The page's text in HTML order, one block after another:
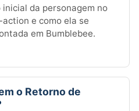
da personagem no
e como ela se
em Bumblebee.
o Retorno de